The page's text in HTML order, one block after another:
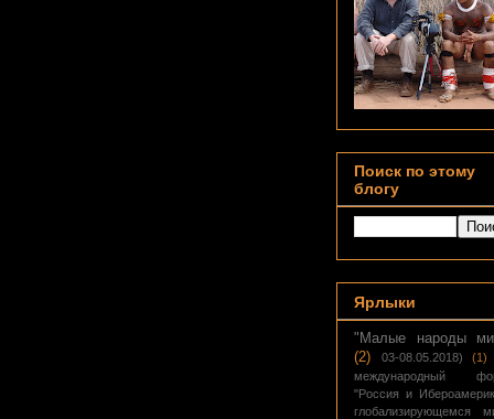
Поиск по этому
блогу
Ярлыки
"Малые народы
(2)
03-08.05.2018)
(1)
международный
"Россия и
глобализирующемся